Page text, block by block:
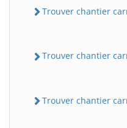
Trouver chantier
Trouver chantier
Trouver chantier